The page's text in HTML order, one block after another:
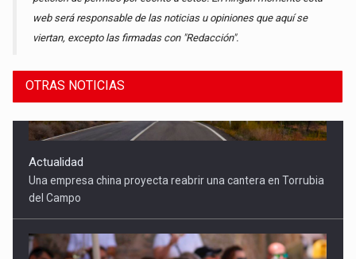
web será responsable de las noticias u opiniones que aquí se
viertan, excepto las firmadas con "Redacción".
OTRAS NOTICIAS